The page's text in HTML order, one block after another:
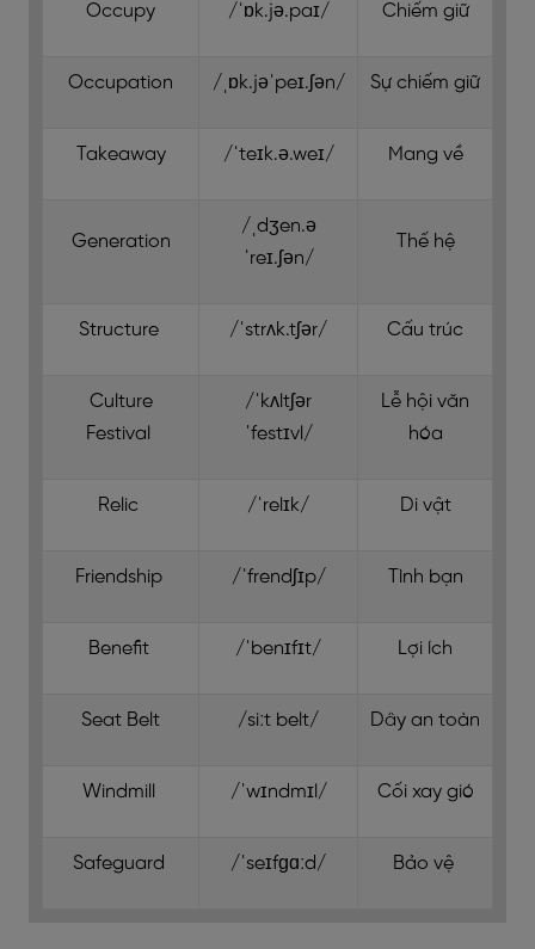
Occupy /ˈɒk.jə.paɪ/ Chiếm giữ
Occupation /ˌɒk.jəˈpeɪ.ʃən/ Sự chiếm giữ
Takeaway /ˈteɪk.ə.weɪ/ Mang về
Generation
/ˌdʒen.ə
ˈreɪ.ʃən/
Thế hệ
Structure /ˈstrʌk.tʃər/ Cấu trúc
Culture
Festival
/ˈkʌltʃər
ˈfestɪvl/
Lễ hội văn
hóa
Relic /ˈrelɪk/ Di vật
Friendship /ˈfrendʃɪp/ Tình bạn
Benefit /ˈbenɪfɪt/ Lợi ích
Seat Belt /siːt belt/ Dây an toàn
Windmill /ˈwɪndmɪl/ Cối xay gió
Safeguard /ˈseɪfɡɑːd/ Bảo vệ